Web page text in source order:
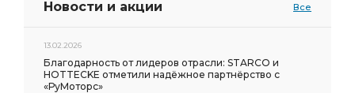
Новости и акции Все
13.02.2026
Благодарность от лидеров отрасли: STARCO и
HOTTECKE отметили надёжное партнёрство с
«РуМоторс»